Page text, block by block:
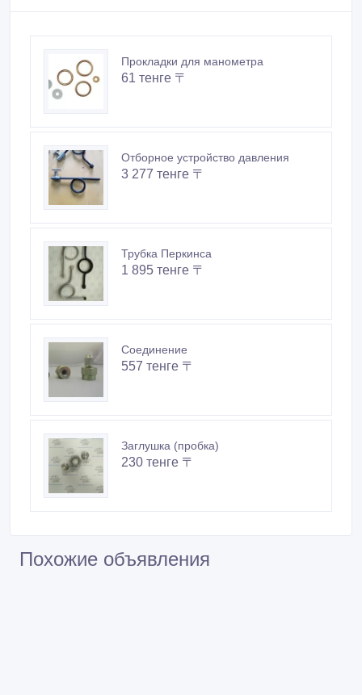
Прокладки для манометра
61 тенге 〒
Отборное устройство давления
3 277 тенге 〒
Трубка Перкинса
1 895 тенге 〒
Соединение
557 тенге 〒
Заглушка (пробка)
230 тенге 〒
Похожие объявления